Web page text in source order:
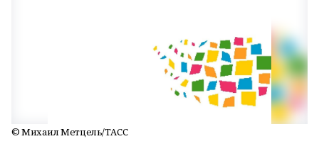
© Михаил Метцель/ТАСС